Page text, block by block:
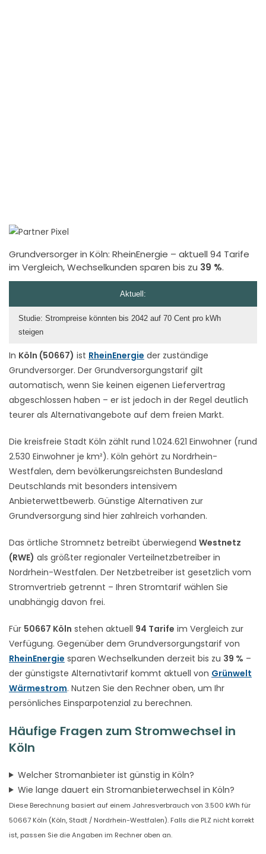
Grundversorger in Köln: RheinEnergie – aktuell 94 Tarife
im Vergleich, Wechselkunden sparen bis zu 39 %.
In Köln (50667) ist RheinEnergie der zuständige
Grundversorger. Der Grundversorgungstarif gilt
automatisch, wenn Sie keinen eigenen Liefervertrag
abgeschlossen haben – er ist jedoch in der Regel deutlich
teurer als Alternativangebote auf dem freien Markt.
Die kreisfreie Stadt Köln zählt rund 1.024.621 Einwohner (rund
2.530 Einwohner je km²). Köln gehört zu Nordrhein-
Westfalen, dem bevölkerungsreichsten Bundesland
Deutschlands mit besonders intensivem
Anbieterwettbewerb. Günstige Alternativen zur
Grundversorgung sind hier zahlreich vorhanden.
Das örtliche Stromnetz betreibt überwiegend Westnetz
(RWE) als größter regionaler Verteilnetzbetreiber in
Nordrhein-Westfalen. Der Netzbetreiber ist gesetzlich vom
Stromvertrieb getrennt – Ihren Stromtarif wählen Sie
unabhängig davon frei.
Für 50667 Köln stehen aktuell 94 Tarife im Vergleich zur
Verfügung. Gegenüber dem Grundversorgungstarif von
RheinEnergie sparen Wechselkunden derzeit bis zu 39 % –
der günstigste Alternativtarif kommt aktuell von Grünwelt
Wärmestrom. Nutzen Sie den Rechner oben, um Ihr
persönliches Einsparpotenzial zu berechnen.
Häufige Fragen zum Stromwechsel in
Köln
Welcher Stromanbieter ist günstig in Köln?
Wie lange dauert ein Stromanbieterwechsel in Köln?
Diese Berechnung basiert auf einem Jahresverbrauch von 3.500 kWh für
50667 Köln (Köln, Stadt / Nordrhein-Westfalen). Falls die PLZ nicht korrekt
ist, passen Sie die Angaben im Rechner oben an.
Aktuell:
Studie: Strompreise könnten bis 2042 auf 70 Cent pro kWh
steigen